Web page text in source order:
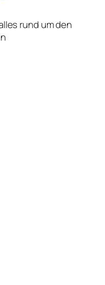
rund um den